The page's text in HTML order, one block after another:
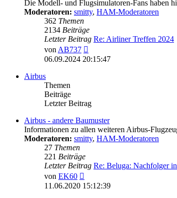
Die Modell- und Flugsimulatoren-Fans haben
Moderatoren: smitty, HAM-Moderatoren
362 Themen
2134 Beiträge
Letzter Beitrag Re: Airliner Treffen 2024
vonAB737
Beitrag
06.09.2024 20:15:47
Airbus
Themen
Beiträge
Letzter Beitrag
Airbus - andere Baumuster
Informationen zu allen weiteren Airbus-
Moderatoren: smitty, HAM-Moderatoren
27 Themen
221 Beiträge
Letzter Beitrag Re: Beluga: Nachfolger
von EK60
Beitrag
11.06.2020 15:12:39